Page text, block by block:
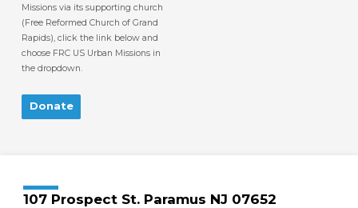
Missions via its supporting church
(Free Reformed Church of Grand
Rapids), click the link below and
choose FRC US Urban Missions in
the dropdown.
Donate
107 Prospect St. Paramus NJ 07652